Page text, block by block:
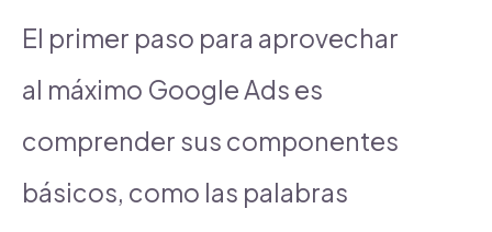
El primer paso para aprovechar
al máximo Google Ads es
comprender sus componentes
básicos, como las palabras